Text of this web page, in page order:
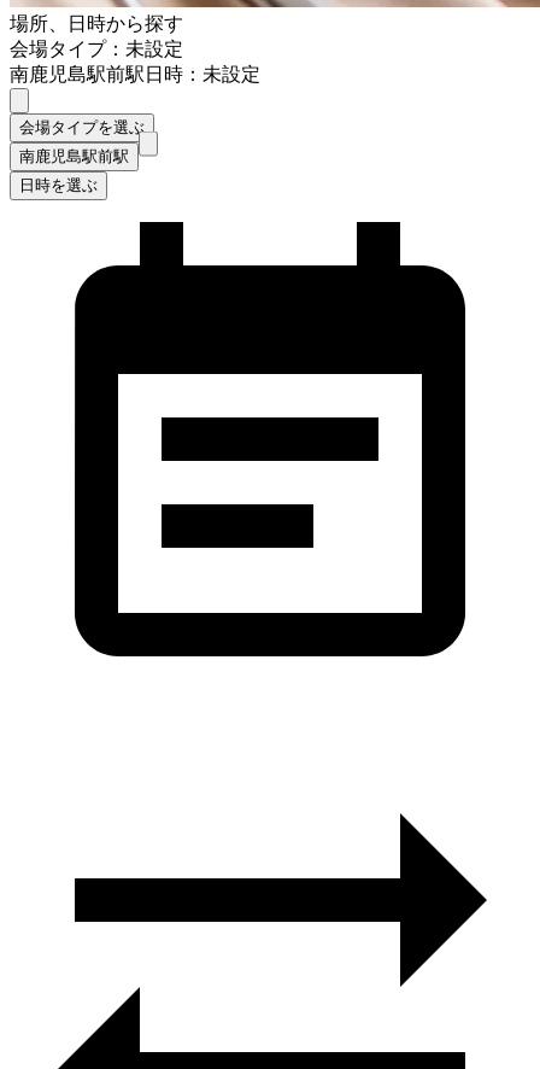
場所、日時から探す
会場タイプ：未設定
南鹿児島駅前駅日時：未設定
会場タイプを選ぶ
南鹿児島駅前駅
日時を選ぶ